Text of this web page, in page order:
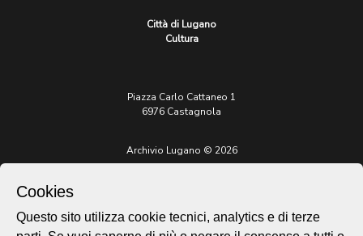
Città di Lugano
Cultura
Piazza Carlo Cattaneo 1
6976 Castagnola
Archivio Lugano © 2026
Sito istituzionale:
Cookies
Questo sito utilizza cookie tecnici, analytics e di terze